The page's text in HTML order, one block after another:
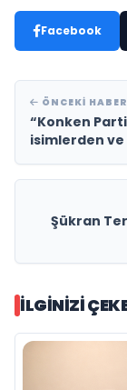
Facebook
ÖNCEKI HABER
“Konken
isimlerden
Şükran
İLGINIZI